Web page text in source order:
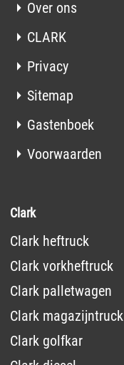
Over ons
CLARK
Privacy
Sitemap
Gastenboek
Voorwaarden
Clark
Clark heftruck
Clark vorkheftruck
Clark palletwagen
Clark magazijntruck
Clark golfkar